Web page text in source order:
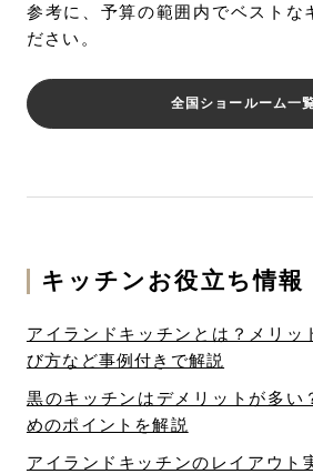
参考に、予算の範囲内でベストな
ださい。
全国ショールーム一
キッチンお役立ち情報
アイランドキッチンとは？メリッ
び方など事例付きで解説
黒のキッチンはデメリットが多い
めのポイントを解説
アイランドキッチンのレイアウト